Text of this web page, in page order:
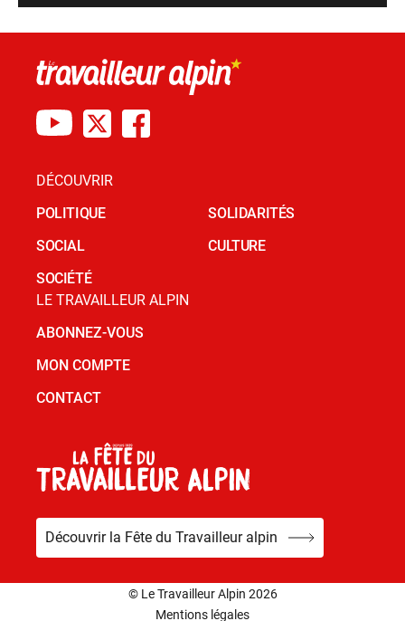
DÉCOUVRIR
POLITIQUE
SOCIAL
SOCIÉTÉ
SOLIDARITÉS
CULTURE
LE TRAVAILLEUR ALPIN
ABONNEZ-VOUS
MON COMPTE
CONTACT
Découvrir la Fête du Travailleur alpin
© Le Travailleur Alpin 2026
Mentions légales